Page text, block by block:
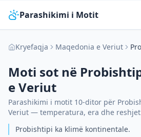
Parashikimi i Motit
Kryefaqja Maqedonia e Veriut
Moti sot në
e Veriut
Parashikimi i motit 10-ditor për
Veriut — temperatura, era dhe
Probishtipi ka klimë kontinentale.